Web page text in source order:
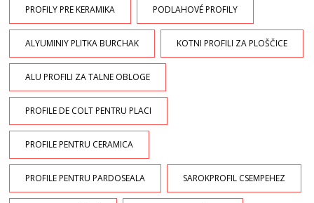
PROFILY PRE KERAMIKA PODLAHOVÉ PROFILY
ALYUMINIY PLITKA BURCHAK KOTNI PROFILI ZA PLOŠČICE
ALU PROFILI ZA TALNE OBLOGE
PROFILE DE COLT PENTRU PLACI
PROFILE PENTRU CERAMICA
PROFILE PENTRU PARDOSEALA SAROKPROFIL CSEMPEHEZ